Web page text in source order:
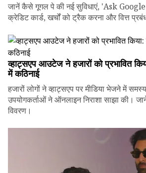
जानें कैसे गूगल पे की नई सुविधाएं, 'Ask
क्रेडिट कार्ड, खर्चों को ट्रैक करना और वित्त
व्हाट्सएप आउटेज ने हजारों को प्रभावित
में कठिनाई
हजारों लोगों ने व्हाट्सएप पर मीडिया भेजने में
उपयोगकर्ताओं ने ऑनलाइन निराशा साझा की।
विवरण।